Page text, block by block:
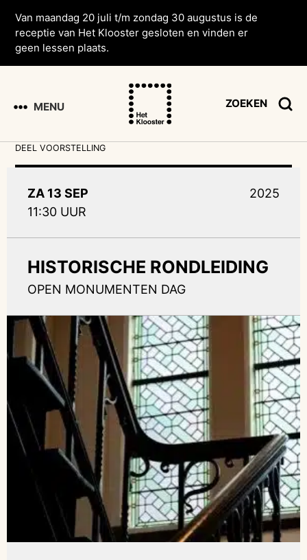
Van maandag 20 juli t/m zondag 30 augustus is de
receptie van Het Klooster gesloten en vinden er
geen lessen plaats.
MENU ZOEKEN
DEEL VOORSTELLING
ZA 13 SEP
11:30 UUR
2025
HISTORISCHE RONDLEIDING
OPEN MONUMENTEN DAG